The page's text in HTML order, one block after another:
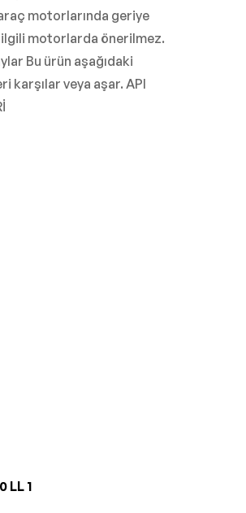
motorlarında geriye
ilgili motorlarda önerilmez.
Bu ürün aşağıdaki
karşılar veya aşar. API
LL 1